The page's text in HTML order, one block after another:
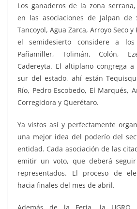
Los ganaderos de la zona
en las asociaciones de Jalpan de
Tancoyol, Agua Zarca, Arroyo Seco y
el semidesierto considere a
Pañamiller, Tolimán, Colón,
Cadereyta. El altiplano congrega
sur del estado, ahí están
Río, Pedro Escobedo, El Marqués,
Corregidora y Querétaro.
Ya vistos así y perfectamente
una mejor idea del poderío del
entidad. Cada asociación de las
emitir un voto, que deberá
representados. El proceso de
hacia finales del mes de abril.
Además de la Feria, la UGRQ